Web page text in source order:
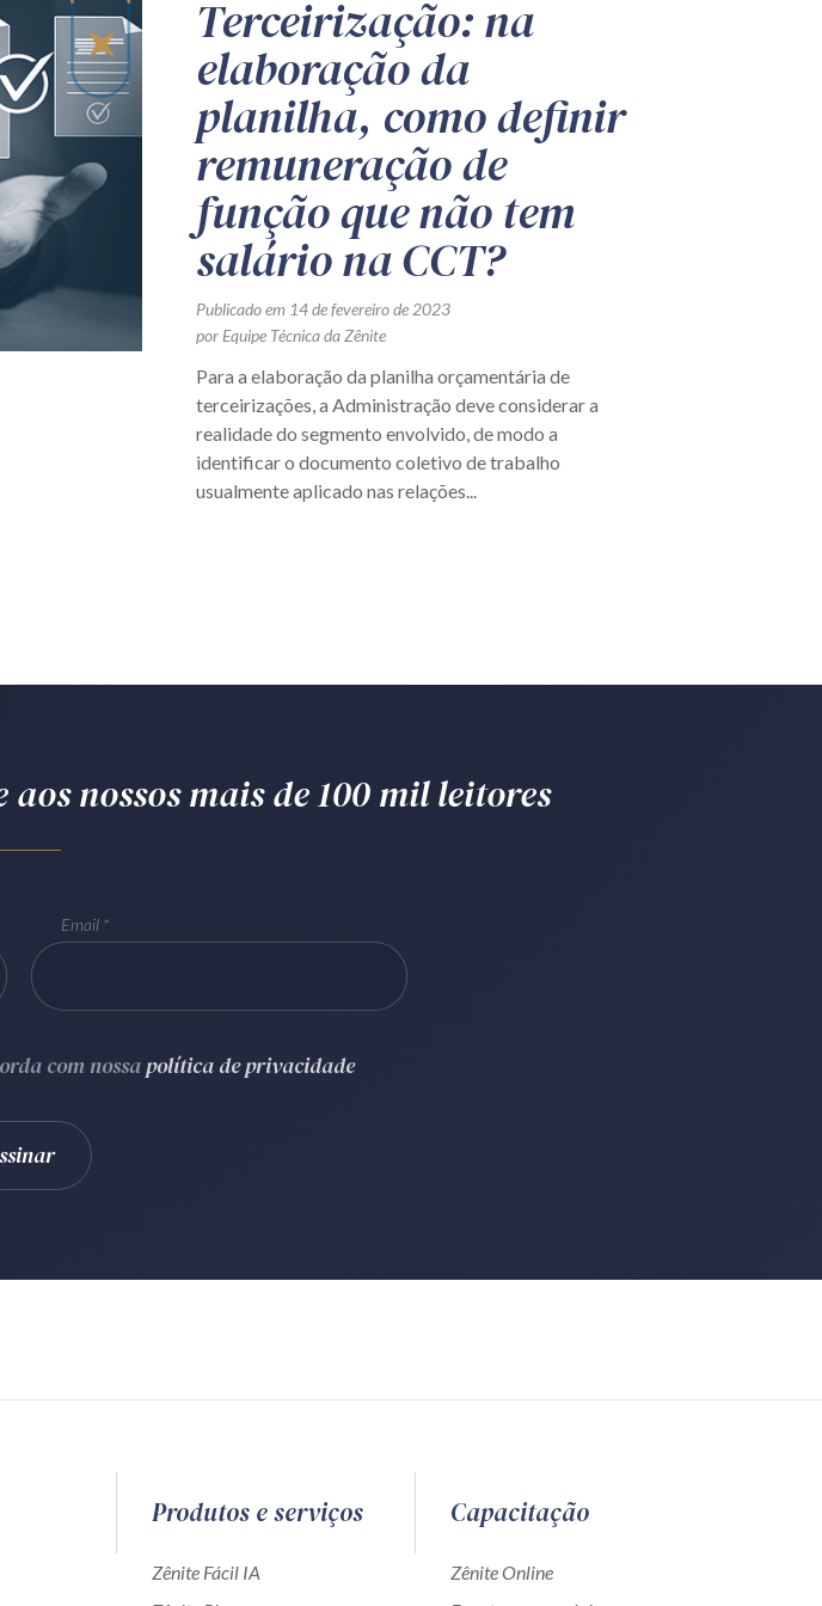
Terceirização: na
elaboração da
planilha, como definir
remuneração de
função que não tem
salário na CCT?
Publicado em 14 de fevereiro de 2023
por Equipe Técnica da Zênite
Para a elaboração da planilha orçamentária de
terceirizações, a Administração deve considerar a
realidade do segmento envolvido, de modo a
identificar o documento coletivo de trabalho
usualmente aplicado nas relações...
nossos mais de 100 mil leitores
Email
com nossapolítica de privacidade
Produtos e serviços
Zênite Fácil IA
Capacitação
Zênite Online